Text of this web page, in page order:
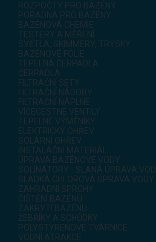
ROZPOČTY PRO BAZÉNY
PORADNA PRO BAZÉNY
BAZÉNOVÁ CHEMIE
TESTERY A MĚŘENÍ
SVĚTLA, SKIMMERY, TRYSKY
BAZÉNOVÉ FÓLIE
TEPELNÁ ČERPADLA
ČERPADLA
FILTRAČNÍ SETY
FILTRAČNÍ NÁDOBY
FILTRAČNÍ NÁPLNE
VÍCECESTNÉ VENTILY
TEPELNÉ VÝMĚNÍKY
ELEKTRICKÝ OHŘEV
SOLÁRNÍ OHŘEV
INSTALAČNÍ MATERIÁL
ÚPRAVA BAZÉNOVÉ VODY
SOLINÁTORY - SLANÁ ÚPRAVA
SLADKÁ CHLOROVÁ ÚPRAVA VODY
ZAHRADNÍ SPRCHY
ČIŠTĚNÍ BAZÉNŮ
ZAKRYTÍ BAZÉNU
ŽEBŘÍKY A SCHŮDKY
POLYSTYRENOVÉ TVÁRNICE
VODNÍ ATRAKCE